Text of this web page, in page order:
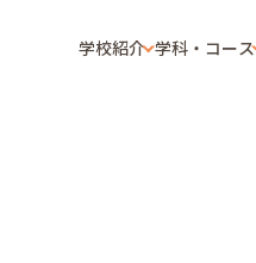
学校紹介 学科・コース